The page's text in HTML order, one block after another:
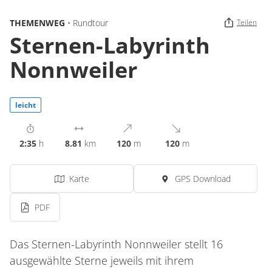
THEMENWEG • Rundtour Teilen
Sternen-Labyrinth
Nonnweiler
leicht
2:35 h 8.81 km 120 m 120 m
Karte GPS Download
PDF
Das Sternen-Labyrinth Nonnweiler stellt 16
ausgewählte Sterne jeweils mit ihrem